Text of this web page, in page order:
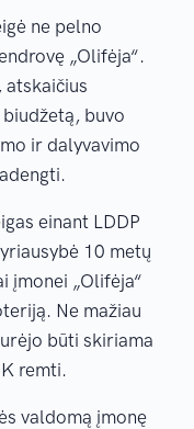
ne pelno
„Olifėja“.
atskaičius
buvo
ir dalyvavimo
einant LDDP
10 metų
įmonei „Olifėja“
Ne mažiau
būti skiriama
remti.
valdomą įmonę